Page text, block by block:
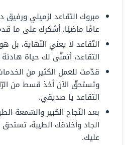
مبروك التقاعد لزميلي
عامًا ماضيًا، أشكرك على ما
التّقاعد لا يعني النّهاية، بل
التقاعد، أتمنّى لك حياة
قدّمت للعمل الكثير من
وتستحقّ الآن أخذ قسط من
التقاعد يا صديقي.
بعد النّجاح الكبير والسّمعة
الجاد وأخلاقك الطيبة،
عليك.